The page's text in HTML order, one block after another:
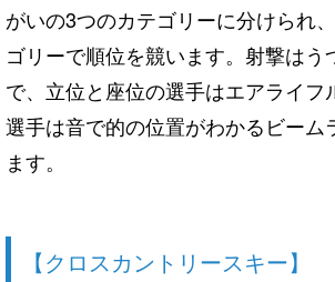
がいの3つのカテゴリーに分けられ
ゴリーで順位を競います。射撃はう
で、立位と座位の選手はエアライフ
選手は音で的の位置がわかるビーム
ます。
【クロスカントリースキー】